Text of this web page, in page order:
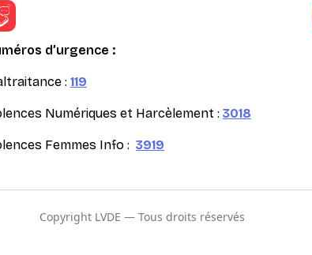
d’urgence :
: 119
Numériques et Harcèlement : 3018
Femmes Info : 3919
Copyright LVDE — Tous droits réservés